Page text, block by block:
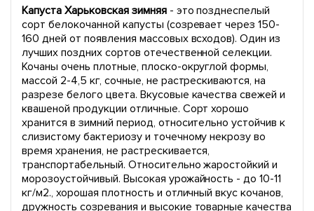
Капуста Харьковская зимняя- это позднеспелый
сорт белокочанной капусты (созревает через 150-
160 дней от появления массовых всходов). Один из
лучших поздних сортов отечественной селекции.
Кочаны очень плотные, плоско-округлой формы,
массой 2-4,5 кг, сочные, не растрескиваются, на
разрезе белого цвета. Вкусовые качества свежей и
квашеной продукции отличные. Сорт хорошо
хранится в зимний период, относительно устойчив к
слизистому бактериозу и точечному некрозу во
время хранения, не растрескивается,
транспортабельный. Относительно жаростойкий и
морозоустойчивый. Высокая урожайность - до 10-11
кг/м2., хорошая плотность и отличный вкус кочанов,
дружность созревания и высокие товарные качества